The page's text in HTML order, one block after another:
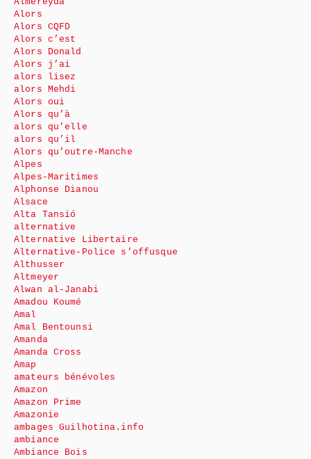
Alors
Alors CQFD
Alors c’est
Alors Donald
Alors j’ai
alors lisez
alors Mehdi
Alors oui
Alors qu’à
alors qu’elle
alors qu’il
Alors qu’outre-Manche
Alpes
Alpes-Maritimes
Alphonse Dianou
Alsace
Alta Tansió
alternative
Alternative Libertaire
Alternative-Police s’offusque
Althusser
Altmeyer
Alwan al-Janabi
Amadou Koumé
Amal
Amal Bentounsi
Amanda
Amanda Cross
Amap
amateurs bénévoles
Amazon
Amazon Prime
Amazonie
ambages Guilhotina.info
ambiance
Ambiance Bois